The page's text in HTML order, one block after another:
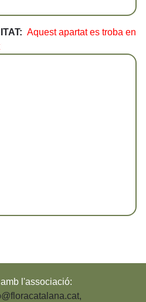
Aquest apartat es troba en
l'associació:
,